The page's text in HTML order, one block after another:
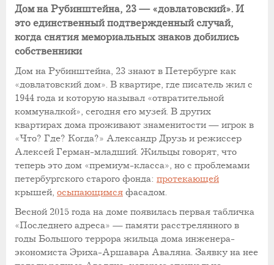
Дом на Рубинштейна, 23 — «довлатовский». И
это единственный подтвержденный случай,
когда снятия мемориальных знаков добились
собственники
Дом на Рубинштейна, 23 знают в Петербурге как
«довлатовский дом». В квартире, где писатель жил с
1944 года и которую называл «отвратительной
коммуналкой», сегодня его музей. В других
квартирах дома проживают знаменитости — игрок в
«Что? Где? Когда?» Александр Друзь и режиссер
Алексей Герман-младший. Жильцы говорят, что
теперь это дом «премиум-класса», но с проблемами
петербургского старого фонда: протекающей
крышей, осыпающимся фасадом.
Весной 2015 года на доме появилась первая табличка
«Последнего адреса» — памяти расстрелянного в
годы Большого террора жильца дома инженера-
экономиста Эриха-Аршавара Аваляна. Заявку на нее